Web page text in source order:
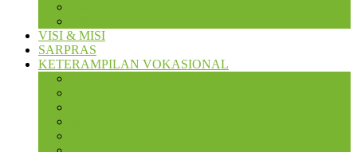
VISI & MISI
SARPRAS
KETERAMPILAN VOKASIONAL